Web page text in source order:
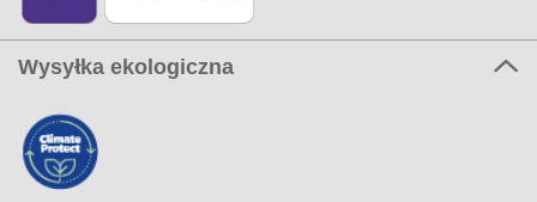
Wysyłka ekologiczna